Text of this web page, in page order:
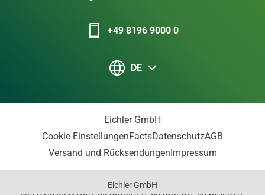
+49 8196 9000 0
DE
Eichler GmbH
Cookie-EinstellungenFactsDatenschutzAGB
Versand und RücksendungenImpressum
Eichler GmbH